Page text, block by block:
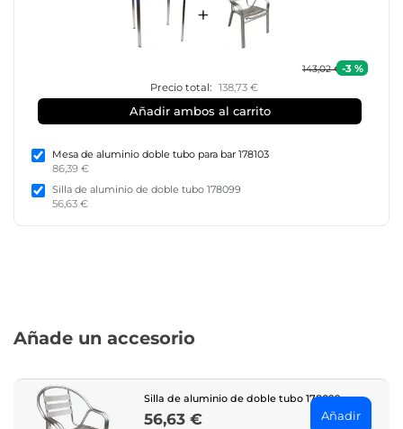
+
143,02 € -3 %
Precio total:
138,73 €
Añadir ambos al carrito
Mesa de aluminio doble tubo para bar 178103
86,39 €
Silla de aluminio de doble tubo 178099
56,63 €
Añade un accesorio
Silla de aluminio de doble tubo 178099
Price
56,63 € Añadir